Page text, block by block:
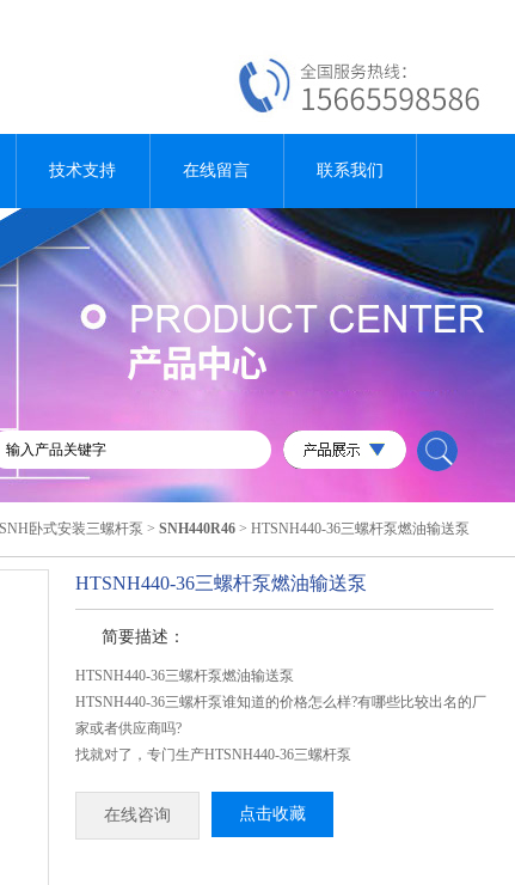
技术支持 在线留言 联系我们
SNH卧式安装三螺杆泵 > SNH440R46 > HTSNH440-36三螺杆泵燃油输送泵
HTSNH440-36三螺杆泵燃油输送泵
简要描述：
HTSNH440-36三螺杆泵燃油输送泵
HTSNH440-36三螺杆泵谁知道的价格怎么样?有哪些比较出名的厂
家或者供应商吗?
找就对了，专门生产HTSNH440-36三螺杆泵
在线咨询 点击收藏